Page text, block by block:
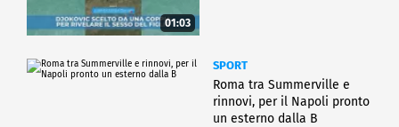
01:03
SPORT
Roma tra Summerville e
rinnovi, per il Napoli pronto
un esterno dalla B